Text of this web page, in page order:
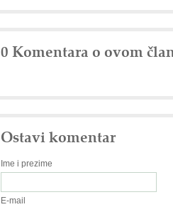
0 Komentara o ovom
Ostavi komentar
Ime i prezime
E-mail